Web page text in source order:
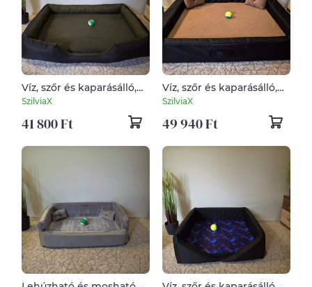
Víz, szőr és kaparásálló,
lehúzható és mosható
SzilviaX
41 800 Ft
Víz, szőr és kaparásálló,
lehúzható és mosható
SzilviaX
49 940 Ft